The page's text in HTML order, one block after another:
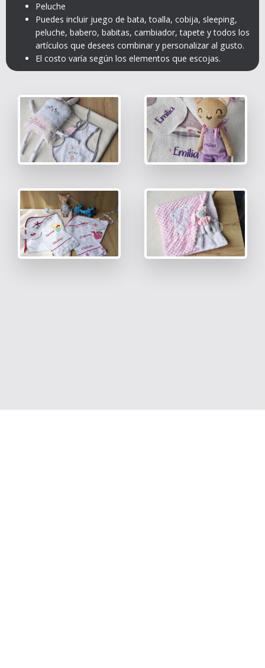
Peluche
Puedes incluir juego de bata, toalla, cobija, sleeping,
peluche, babero, babitas, cambiador, tapete y todos los
artículos que desees combinar y personalizar al gusto.
El costo varía según los elementos que escojas.